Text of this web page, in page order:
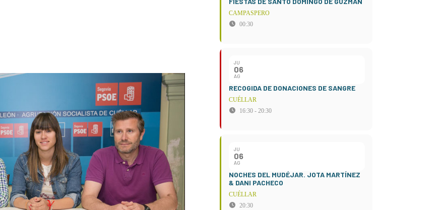
CAMPASPERO
00:30
JU
06
AG
RECOGIDA DE DONACIONES DE SANGRE
CUÉLLAR
16:30 - 20:30
JU
06
AG
NOCHES DEL MUDÉJAR. JOTA MARTÍNEZ
& DANI PACHECO
CUÉLLAR
20:30